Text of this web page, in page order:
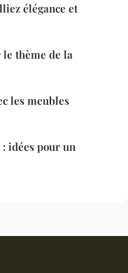
élégance et
thème de la
les meubles
idées pour un